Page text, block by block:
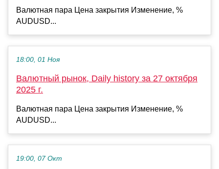
Валютная пара Цена закрытия Изменение, %
AUDUSD...
18:00, 01 Ноя
Валютный рынок, Daily history за 27 октября
2025 г.
Валютная пара Цена закрытия Изменение, %
AUDUSD...
19:00, 07 Окт